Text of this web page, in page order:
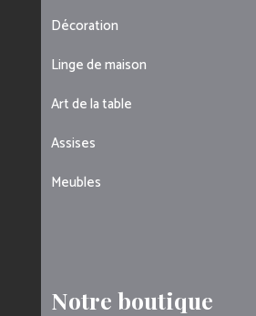
Décoration
Linge de maison
Art de la table
Assises
Meubles
Notre boutique